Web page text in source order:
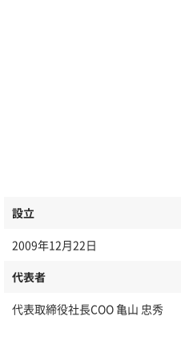
設立
2009年12月22日
代表者
代表取締役社長COO 亀山 忠秀